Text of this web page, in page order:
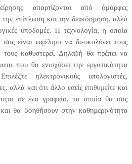
απαρτίζονται από όμορφες
επίπλωση και την διακόσμηση, αλλά
υποδομές. Η τεχνολογία, η οποία
είναι ωφέλιμο να διευκολύνει τους
τους καθυστερεί. Δηλαδή θα πρέπει να
που θα ενισχύσει την εργατικότητα
ηλεκτρονικούς υπολογιστές,
αλλά και ότι άλλο εσείς επιθυμείτε και
σε ένα γραφείο, τα οποία θα σας
θα βοηθήσουν στην καθημερινότητα